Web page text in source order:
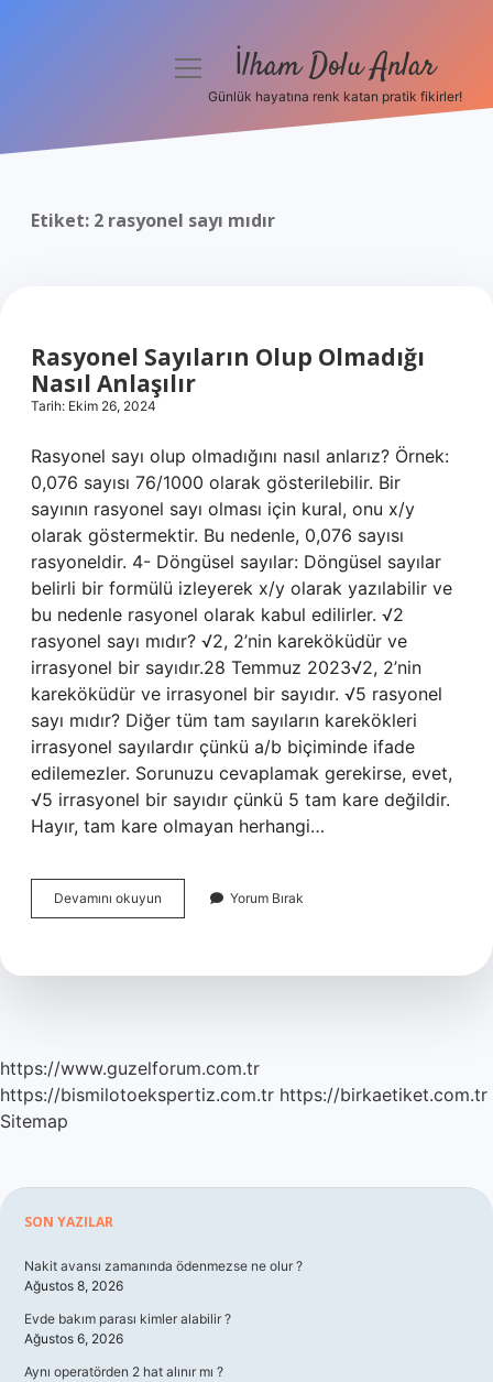
Yasal Uyarı
menüyü İlham Dolu Anlar
Günlük hayatına renk katan pratik fikirler!
Etiket: 2 rasyonel sayı mıdır
Rasyonel Sayıların Olup Olmadığı
Nasıl Anlaşılır
Tarih: Ekim 26, 2024
Rasyonel sayı olup olmadığını nasıl anlarız? Örnek:
0,076 sayısı 76/1000 olarak gösterilebilir. Bir
sayının rasyonel sayı olması için kural, onu x/y
olarak göstermektir. Bu nedenle, 0,076 sayısı
rasyoneldir. 4- Döngüsel sayılar: Döngüsel sayılar
belirli bir formülü izleyerek x/y olarak yazılabilir ve
bu nedenle rasyonel olarak kabul edilirler. √2
rasyonel sayı mıdır? √2, 2’nin kareköküdür ve
irrasyonel bir sayıdır.28 Temmuz 2023√2, 2’nin
kareköküdür ve irrasyonel bir sayıdır. √5 rasyonel
sayı mıdır? Diğer tüm tam sayıların karekökleri
irrasyonel sayılardır çünkü a/b biçiminde ifade
edilemezler. Sorunuzu cevaplamak gerekirse, evet,
√5 irrasyonel bir sayıdır çünkü 5 tam kare değildir.
Hayır, tam kare olmayan herhangi…
Devamını okuyun Rasyonel
Sayıların
Nasıl
Yorum Bırak
https://www.guzelforum.com.tr
https://bismilotoekspertiz.com.tr https://birkaetiket.com.tr
Sitemap
Sidebar
SON YAZILAR
Nakit avansı zamanında ödenmezse ne olur ?
Ağustos 8, 2026
Evde bakım parası kimler alabilir ?
Ağustos 6, 2026
Aynı operatörden 2 hat alınır mı ?